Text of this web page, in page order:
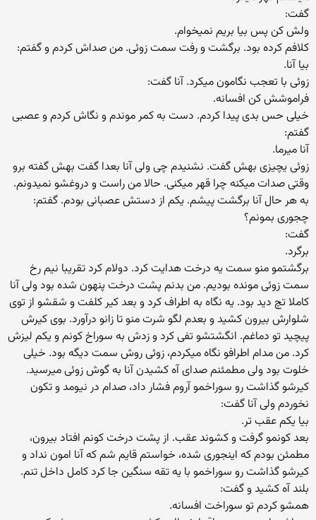
گفت:
ولش کن پس بیا بریم نمیخوام.
کلافم کرده بود. برگشت و رفت سمت زوئی. من صداش کردم و گفتم:
بیا آنا.
زوئی با تعجب نگامون میکرد. آنا گفت:
فراموشش کن افسانه.
خیلی حس بدی پیدا کردم. دست به کمر موندم و نگاش کردم و عصبی
گفتم:
آنا میرما.
زوئی یچیزی بهش گفت. نشنیدم چی ولی آنا بعدا گفت بهش گفته برو
وقتی صدات میکنه چرا قهر میکنی. حالا من راست و دروغشو نمیدونم.
به هر حال آنا برگشت پیشم. یکم از دستش عصبانی بودم. گفتم:
چجوری بمونم؟
گفت:
برگرد.
برگشتمو منو سمت یه درخت هدایت کرد. دولام کرد تقریبا نیم رخ
سمت زوئی مونده بودیم. من بدنم پشت درخت پنهون شده بود ولی آنا
کاملا تچ دید بود. یه نگاه به اطراف کرد و بعد کیر کلفت و شقشو از توی
شلوارش بیرون کشید و بعدم لگو شرت منو تا زانو درآورد. بوی کیرش
پیچید تو دماغم. انگشتشو تفی کرد و زدش به سوراخ کونم و یکم لیزش
کرد. من مدام اطرافو نگاه میکردم، زوئی روش سمت دیگه بود. خیلی
خلوت بود ولی مطمئنم صدای آه کشیدن آنا به گوش زوئی میرسید.
کیرشو گذاشت رو سوراخمو آروم فشار داد، صدام در نیومد و تکون
نخوردم ولی آنا گفت:
بیا یکم عقب تر.
بعد کونمو گرفت و کشوند عقب. از پشت درخت کونم افتاد بیرون،
مطمئن بودم که اینجوری شده، خواستم قایم شم که آنا امون نداد و
کیرشو گذاشت رو سوراخمو با یه تقه سنگین جا کرد کامل داخل تنم.
بلند آه کشید و گفت:
همشو کردم تو سوراخت افسانه.